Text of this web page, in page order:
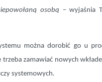
osobą – wyjaśnia
można dorobić go u
zamawiać nowych
systemowych.